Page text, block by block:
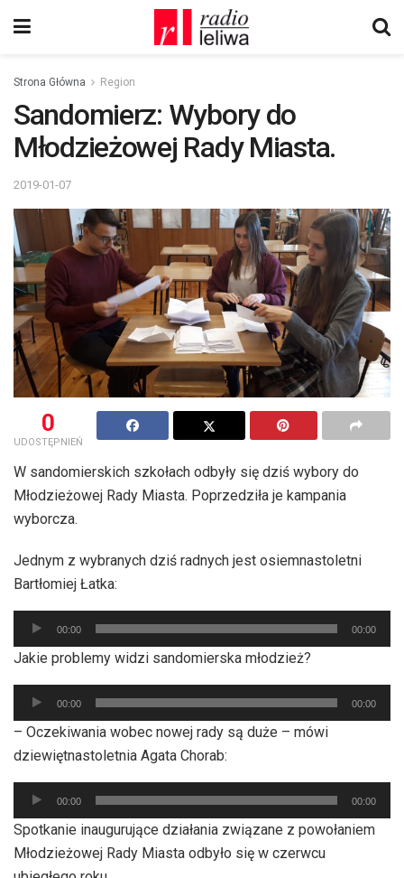
Strona Główna Region
Sandomierz: Wybory do
Młodzieżowej Rady Miasta.
2019-01-07
0
UDOSTĘPNIEŃ
W sandomierskich szkołach odbyły się dziś wybory do
Młodzieżowej Rady Miasta. Poprzedziła je kampania
wyborcza.
Jednym z wybranych dziś radnych jest osiemnastoletni
Bartłomiej Łatka:
Odtwarzacz
plików
dźwiękowych
00:00 00:00
Jakie problemy widzi sandomierska młodzież?
Odtwarzacz
plików
dźwiękowych
00:00 00:00
– Oczekiwania wobec nowej rady są duże – mówi
dziewiętnastoletnia Agata Chorab:
Odtwarzacz
plików
dźwiękowych
00:00 00:00
Spotkanie inaugurujące działania związane z powołaniem
Młodzieżowej Rady Miasta odbyło się w czerwcu